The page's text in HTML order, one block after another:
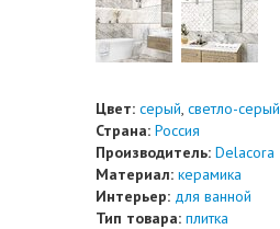
Цвет: серый, светло-серый
Страна: Россия
Производитель: Delacora
Материал: керамика
Интерьер: для ванной
Тип товара: плитка